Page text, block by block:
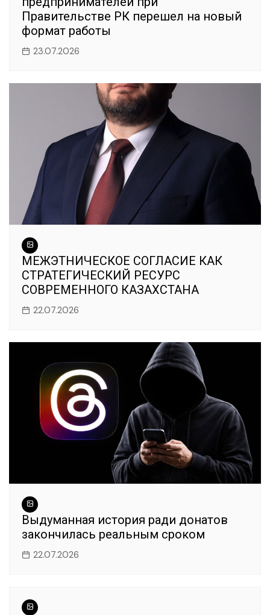
Правительстве РК перешел на новый
формат работы
23.07.2026
МЕЖЭТНИЧЕСКОЕ СОГЛАСИЕ КАК
СТРАТЕГИЧЕСКИЙ РЕСУРС
СОВРЕМЕННОГО КАЗАХСТАНА
22.07.2026
Выдуманная история ради донатов
закончилась реальным сроком
22.07.2026